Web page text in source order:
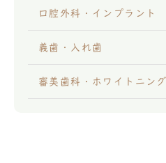
口腔外科・インプラント
義歯・入れ歯
審美歯科・ホワイトニング